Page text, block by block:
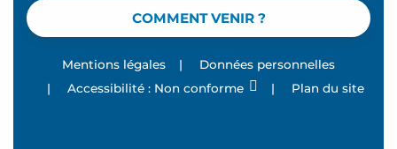
COMMENT VENIR ?
Mentions légales |
Données personnelles
|
Accessibilité : Non conforme | Plan du site